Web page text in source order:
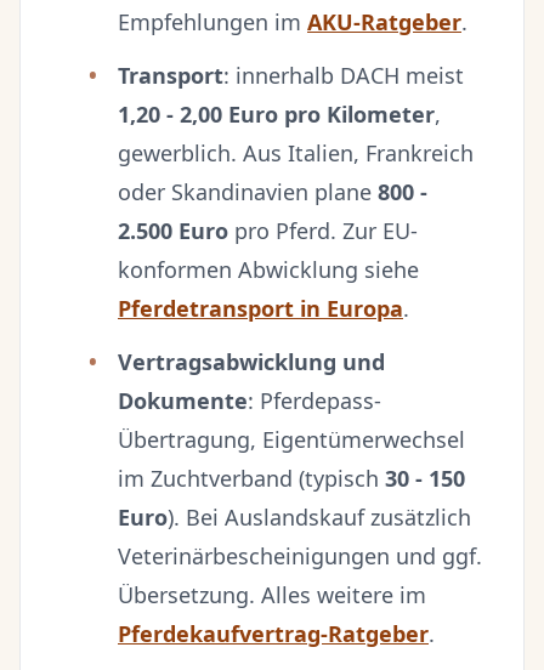
Empfehlungen im AKU-Ratgeber.
Transport: innerhalb DACH meist
1,20 - 2,00 Euro pro Kilometer,
gewerblich. Aus Italien, Frankreich
oder Skandinavien plane 800 -
2.500 Euro pro Pferd. Zur EU-
konformen Abwicklung siehe
Pferdetransport in Europa.
Vertragsabwicklung und
Dokumente: Pferdepass-
Übertragung, Eigentümerwechsel
im Zuchtverband (typisch 30 - 150
Euro). Bei Auslandskauf zusätzlich
Veterinärbescheinigungen und ggf.
Übersetzung. Alles weitere im
Pferdekaufvertrag-Ratgeber.